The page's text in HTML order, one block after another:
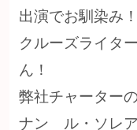
出演でお馴染み！
クルーズライタ
ん！
弊社チャーター
ナン ル・ソレ